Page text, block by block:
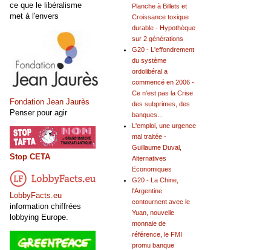
Planche à Billets et
Croissance toxique
durable - Hypothèque
sur 2 générations
G20 - L'effondrement
du système
ordolibéral a
commencé en 2006 -
Ce n'est pas la Crise
des subprimes, des
banques...
L'emploi, une urgence
mal traitée -
Guillaume Duval,
Alternatives
Economiques
G20 - La Chine,
l'Argentine
contournent avec le
Yuan, nouvelle
monnaie de
référence, le FMI
promu banque
ce que le libéralisme
met à l'envers
Fondation Jean Jaurès
Penser pour agir
Stop CETA
LobbyFacts.eu
information chiffrées
lobbying Europe.